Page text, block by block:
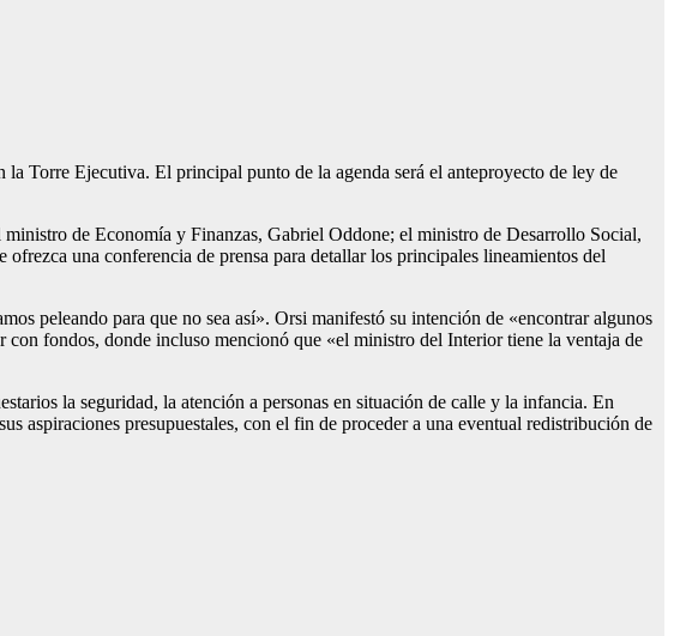
Torre Ejecutiva. El principal punto de la agenda será el anteproyecto de ley de
de Economía y Finanzas, Gabriel Oddone; el ministro de Desarrollo Social,
una conferencia de prensa para detallar los principales lineamientos del
peleando para que no sea así». Orsi manifestó su intención de «encontrar algunos
con fondos, donde incluso mencionó que «el ministro del Interior tiene la ventaja de
la seguridad, la atención a personas en situación de calle y la infancia. En
aspiraciones presupuestales, con el fin de proceder a una eventual redistribución de